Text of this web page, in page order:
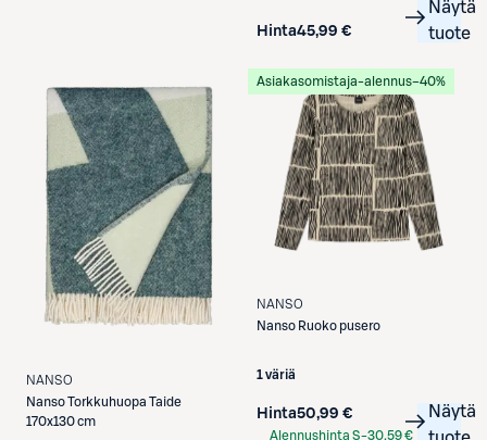
Hinta45,99 €
Näytä
tuote
NANSO
NansoTorkkuhuopa Taide
170x130 cm
Asiakasomistaja-alennus−40%
NANSO
Nanso Ruoko pusero
1 väriä
Hinta50,99 €
Alennushinta S-30,59 €
Näytä